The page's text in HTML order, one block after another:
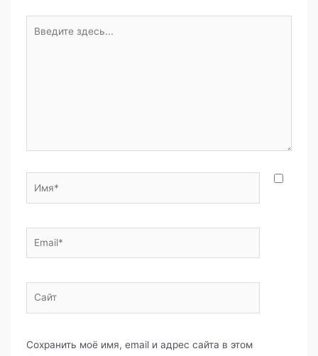
o
m
здесь...
Сохранить моё имя, email и адрес сайта в этом